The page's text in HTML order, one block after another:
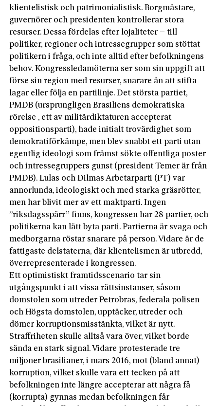
klientelistisk och patrimonialistisk. Borgmästare,
guvernörer och presidenten kontrollerar stora
resurser. Dessa fördelas efter lojaliteter – till
politiker, regioner och intressegrupper som stöttat
politikern i fråga, och inte alltid efter befolkningens
behov. Kongressledamöterna ser som sin uppgift att
förse sin region med resurser, snarare än att stifta
lagar eller följa en partilinje. Det största partiet,
PMDB (ursprungligen Brasiliens demokratiska
rörelse , ett av militärdiktaturen accepterat
oppositionsparti), hade initialt trovärdighet som
demokratiförkämpe, men blev snabbt ett parti utan
egentlig ideologi som främst sökte offentliga poster
och intressegruppers gunst (president Temer är från
PMDB). Lulas och Dilmas Arbetarparti (PT) var
annorlunda, ideologiskt och med starka gräsrötter,
men har blivit mer av ett maktparti. Ingen
”riksdagsspärr” finns, kongressen har 28 partier, och
politikerna kan lätt byta parti. Partierna är svaga och
medborgarna röstar snarare på person. Vidare är de
fattigaste delstaterna, där klientelismen är utbredd,
överrepresenterade i kongressen.
Ett optimistiskt framtidsscenario tar sin
utgångspunkt i att vissa rättsinstanser, såsom
domstolen som utreder Petrobras, federala polisen
och Högsta domstolen, upptäcker, utreder och
dömer korruptionsmisstänkta, vilket är nytt.
Straffriheten skulle alltså vara över, vilket borde
sända en stark signal. Vidare protesterade tre
miljoner brasilianer, i mars 2016, mot (bland annat)
korruption, vilket skulle vara ett tecken på att
befolkningen inte längre accepterar att några få
(korrupta) gynnas medan befolkningen får